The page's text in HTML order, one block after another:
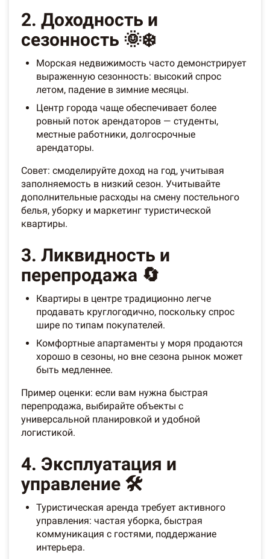
2. Доходность и
сезонность 🌞❄️
Морская недвижимость часто демонстрирует
выраженную сезонность: высокий спрос
летом, падение в зимние месяцы.
Центр города чаще обеспечивает более
ровный поток арендаторов — студенты,
местные работники, долгосрочные
арендаторы.
Совет: смоделируйте доход на год, учитывая
заполняемость в низкий сезон. Учитывайте
дополнительные расходы на смену постельного
белья, уборку и маркетинг туристической
квартиры.
3. Ликвидность и
перепродажа 🔄
Квартиры в центре традиционно легче
продавать круглогодично, поскольку спрос
шире по типам покупателей.
Комфортные апартаменты у моря продаются
хорошо в сезоны, но вне сезона рынок может
быть медленнее.
Пример оценки: если вам нужна быстрая
перепродажа, выбирайте объекты с
универсальной планировкой и удобной
логистикой.
4. Эксплуатация и
управление 🛠️
Туристическая аренда требует активного
управления: частая уборка, быстрая
коммуникация с гостями, поддержание
интерьера.